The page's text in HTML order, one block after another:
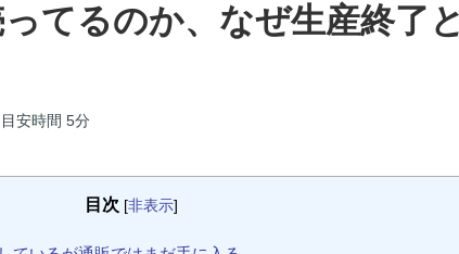
てるのか、なぜ生産終了
目安時間 5分
目次 [非表示]